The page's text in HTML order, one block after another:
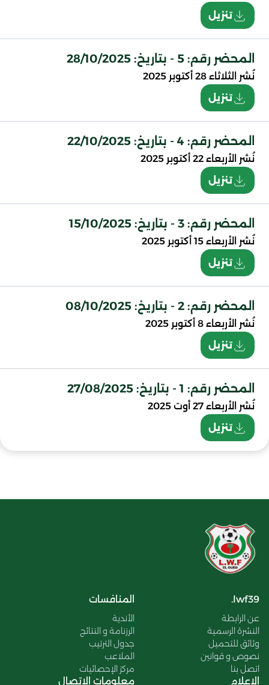
تنزيل
المحضر رقم: 5 - بتاريخ: 28/10/2025
نُشر
الثلاثاء 28 أكتوبر 2025
تنزيل
المحضر رقم: 4 - بتاريخ: 22/10/2025
نُشر الأربعاء 22 أكتوبر 2025
تنزيل
المحضر رقم: 3 - بتاريخ: 15/10/2025
نُشر الأربعاء 15 أكتوبر 2025
تنزيل
المحضر رقم: 2 - بتاريخ: 08/10/2025
نُشر الأربعاء 8 أكتوبر 2025
تنزيل
المحضر رقم: 1 - بتاريخ: 27/08/2025
نُشر الأربعاء 27 أوت 2025
تنزيل
lwf39.
عن الرابطة
النشرة الرسمية
وثائق للتحميل
نصوص و قوانين
اتصل بنا
المنافسات
الأندية
الرزنامة و النتائج
جدول الترتيب
الملاعب
مركز الإحصائيات
الإعلام معلومات الاتصال